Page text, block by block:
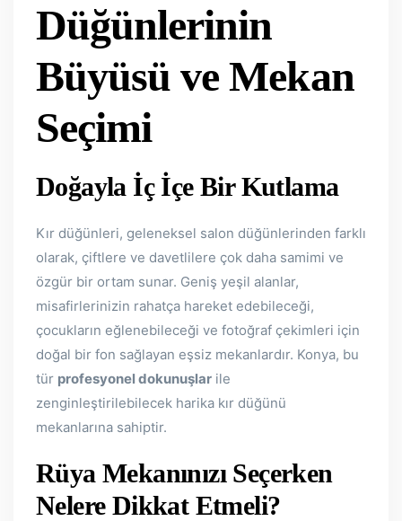
Düğünlerinin
Büyüsü ve Mekan
Seçimi
Doğayla İç İçe Bir Kutlama
Kır düğünleri, geleneksel salon düğünlerinden farklı
olarak, çiftlere ve davetlilere çok daha samimi ve
özgür bir ortam sunar. Geniş yeşil alanlar,
misafirlerinizin rahatça hareket edebileceği,
çocukların eğlenebileceği ve fotoğraf çekimleri için
doğal bir fon sağlayan eşsiz mekanlardır. Konya, bu
tür profesyonel dokunuşlar ile
zenginleştirilebilecek harika kır düğünü
mekanlarına sahiptir.
Rüya Mekanınızı Seçerken
Nelere Dikkat Etmeli?